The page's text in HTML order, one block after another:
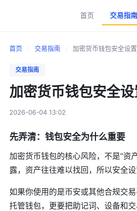
首页 交易指南
首页 交易指南 加密货币钱包安全设
交易指南
加密货币钱包安全
2026-06-04 13:02
先弄清：钱包安全为什么重要
加密货币钱包的核心风险，不是“资
露，资产往往难以找回，所以安全
如果你使用的是币安或其他合规交
托管钱包，更要把助记词、设备和